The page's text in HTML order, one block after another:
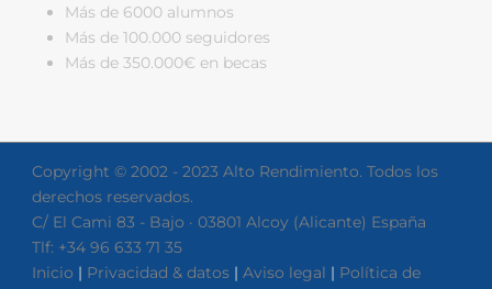
Más de 6000 alumnos
Más de 100.000 seguidores
Más de 350.000€ en becas
Copyright © 2002 - 2023 Alto Rendimiento. Todos los
derechos reservados.
C/ El Cami 83 - Bajo · 03801 Alcoy (Alicante) España
Tlf: +34 96 633 71 35
Inicio | Privacidad & datos | Aviso legal | Política de